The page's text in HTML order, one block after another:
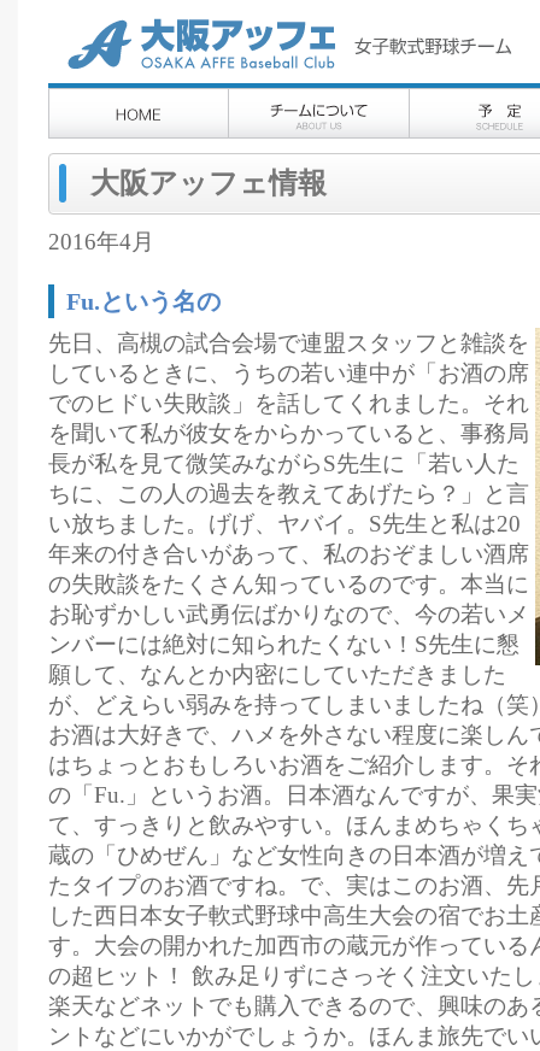
大阪アッフェ情報
2016年4月
Fu.という名の
先日、高槻の試合会場で連盟スタッフと雑談を
しているときに、うちの若い連中が「お酒の席
でのヒドい失敗談」を話してくれました。それ
を聞いて私が彼女をからかっていると、事務局
長が私を見て微笑みながらS先生に「若い人た
ちに、この人の過去を教えてあげたら？」と言
い放ちました。げげ、ヤバイ。S先生と私は20
年来の付き合いがあって、私のおぞましい酒席
の失敗談をたくさん知っているのです。本当に
お恥ずかしい武勇伝ばかりなので、今の若いメ
ンバーには絶対に知られたくない！S先生に懇
願して、なんとか内密にしていただきました
が、どえらい弱みを持ってしまいましたね（笑
お酒は大好きで、ハメを外さない程度に楽しん
はちょっとおもしろいお酒をご紹介します。そ
の「Fu.」というお酒。日本酒なんですが、果
て、すっきりと飲みやすい。ほんまめちゃくち
蔵の「ひめぜん」など女性向きの日本酒が増え
たタイプのお酒ですね。で、実はこのお酒、先
した西日本女子軟式野球中高生大会の宿でお土
す。大会の開かれた加西市の蔵元が作っている
の超ヒット！ 飲み足りずにさっそく注文いた
楽天などネットでも購入できるので、興味のあ
ントなどにいかがでしょうか。ほんま旅先でい